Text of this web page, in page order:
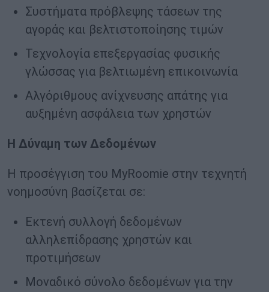
Συστήματα πρόβλεψης τάσεων της
αγοράς και βελτιστοποίησης τιμών
Τεχνολογία επεξεργασίας φυσικής
γλώσσας για βελτιωμένη επικοινωνία
Αλγόριθμους ανίχνευσης απάτης για
αυξημένη ασφάλεια των χρηστών
Η Δύναμη των Δεδομένων
Η προσέγγιση του MyRoomie στην τεχνητή
νοημοσύνη βασίζεται σε:
Εκτενή συλλογή δεδομένων
αλληλεπίδρασης χρηστών και
προτιμήσεων
Μοναδικό σύνολο δεδομένων για την